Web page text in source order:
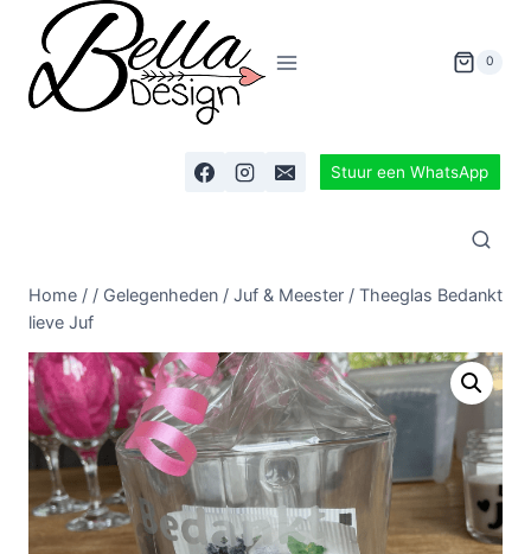
0
Stuur een WhatsApp
Home / / Gelegenheden / Juf & Meester / Theeglas Bedankt
lieve Juf